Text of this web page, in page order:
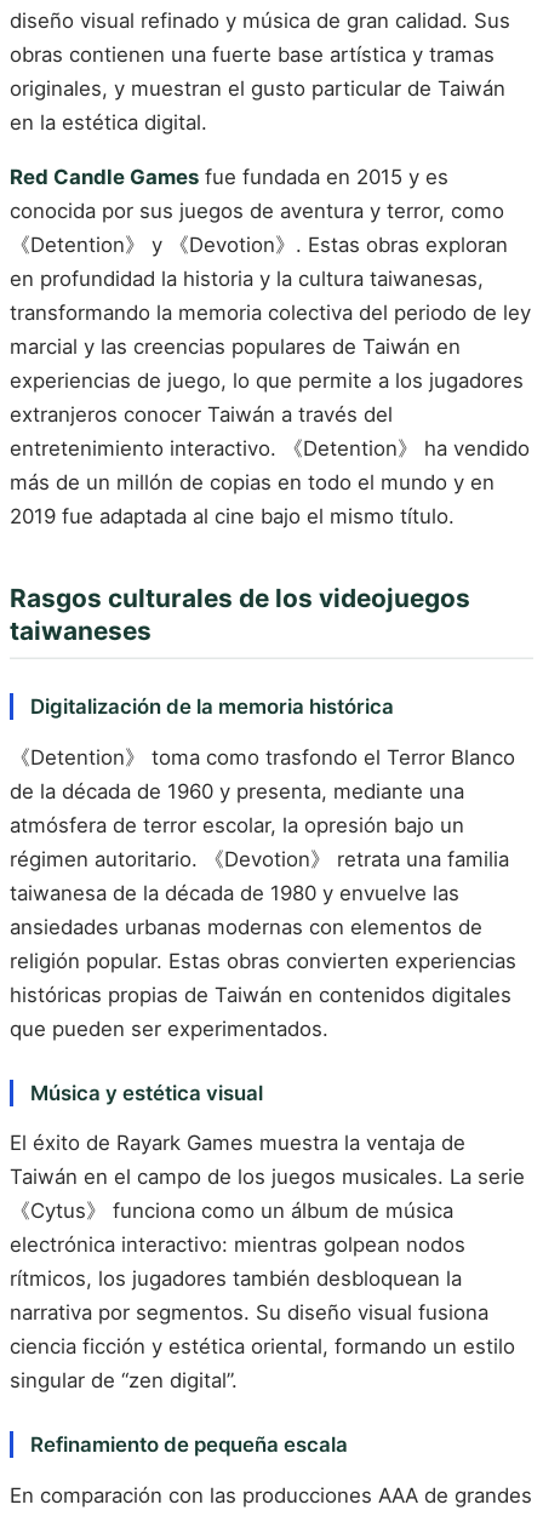
diseño visual refinado y música de gran calidad. Sus
obras contienen una fuerte base artística y tramas
originales, y muestran el gusto particular de Taiwán
en la estética digital.
Red Candle Games fue fundada en 2015 y es
conocida por sus juegos de aventura y terror, como
《Detention》 y 《Devotion》. Estas obras exploran
en profundidad la historia y la cultura taiwanesas,
transformando la memoria colectiva del periodo de ley
marcial y las creencias populares de Taiwán en
experiencias de juego, lo que permite a los jugadores
extranjeros conocer Taiwán a través del
entretenimiento interactivo. 《Detention》 ha vendido
más de un millón de copias en todo el mundo y en
2019 fue adaptada al cine bajo el mismo título.
Rasgos culturales de los videojuegos
taiwaneses
Digitalización de la memoria histórica
《Detention》 toma como trasfondo el Terror Blanco
de la década de 1960 y presenta, mediante una
atmósfera de terror escolar, la opresión bajo un
régimen autoritario. 《Devotion》 retrata una familia
taiwanesa de la década de 1980 y envuelve las
ansiedades urbanas modernas con elementos de
religión popular. Estas obras convierten experiencias
históricas propias de Taiwán en contenidos digitales
que pueden ser experimentados.
Música y estética visual
El éxito de Rayark Games muestra la ventaja de
Taiwán en el campo de los juegos musicales. La serie
《Cytus》 funciona como un álbum de música
electrónica interactivo: mientras golpean nodos
rítmicos, los jugadores también desbloquean la
narrativa por segmentos. Su diseño visual fusiona
ciencia ficción y estética oriental, formando un estilo
singular de “zen digital”.
Refinamiento de pequeña escala
En comparación con las producciones AAA de grandes